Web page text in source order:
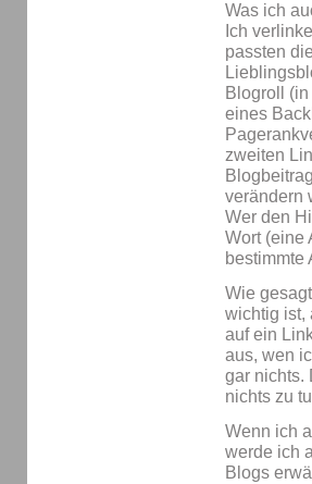
Was ich
Ich
passten
Blogroll
eines
zweiten
verändern
Wer den
Wort (eine
bestimmte
Wie
wichtig ist,
auf ein
aus, wen
gar nichts.
nichts zu
Wenn ich
werde ich
Blogs